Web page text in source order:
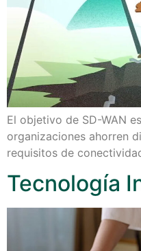
El objetivo de SD-WAN
organizaciones ahorren
requisitos de
Tecnología